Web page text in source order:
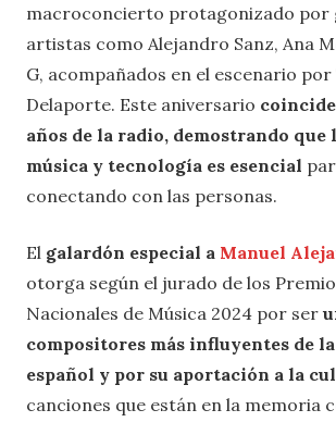
macroconcierto protagonizado por
artistas como Alejandro Sanz, Ana
G, acompañados en el escenario
Delaporte. Este aniversario
años de la radio, demostrando
música y tecnología es esencial
conectando con las personas.
El galardón especial a Manuel
otorga según el jurado de los
Nacionales de Música 2024 por ser
compositores más influyentes de
español y por su aportación a la
canciones que están en la memoria